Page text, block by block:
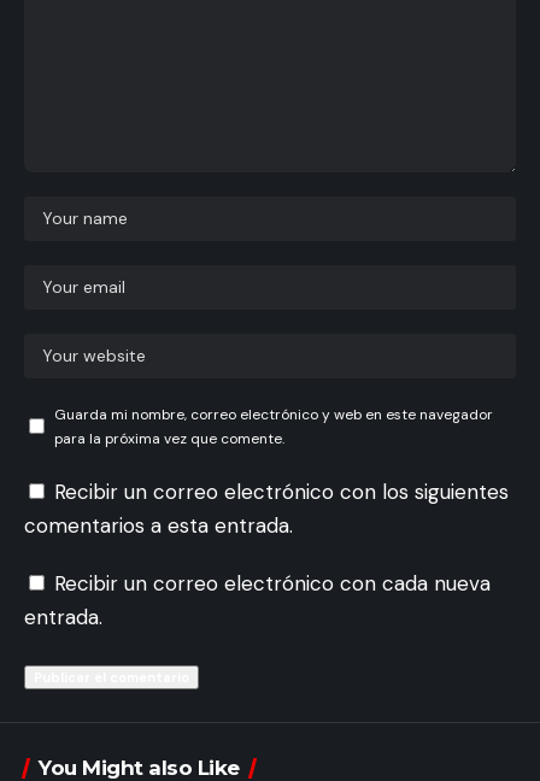
Guarda mi nombre, correo electrónico y web en este navegador
para la próxima vez que comente.
Recibir un correo electrónico con los siguientes
comentarios a esta entrada.
Recibir un correo electrónico con cada nueva
entrada.
You Might also Like